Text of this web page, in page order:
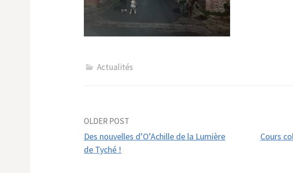
Actualités
Post
navigation
OLDER POST
Des nouvelles d’O’Achille de la Lumière
de Tyché !
Cours